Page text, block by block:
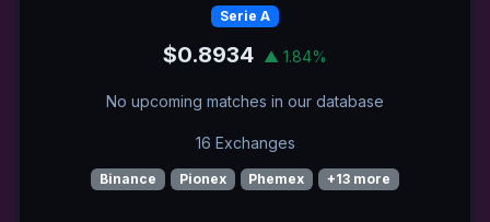
Serie A
$0.8934 ▲ 1.84%
No upcoming matches in our database
16 Exchanges
Binance Pionex Phemex +13 more